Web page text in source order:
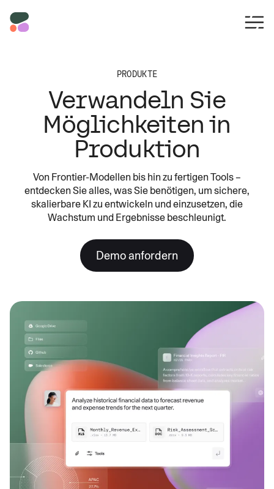
PRODUKTE
Verwandeln Sie
Möglichkeiten in
Produktion
Von Frontier-Modellen bis hin zu fertigen Tools –
entdecken Sie alles, was Sie benötigen, um sichere,
skalierbare KI zu entwickeln und einzusetzen, die
Wachstum und Ergebnisse beschleunigt.
Demo anfordern